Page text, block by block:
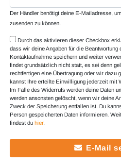
Der Händler benötigt deine E-Mailadresse,
zusenden zu können.
Durch das aktivieren dieser Checkbox
dass wir deine Angaben für die Beantwortung
Kontaktaufnahme speichern und weiter
findet grundsätzlich nicht statt, es sei denn
rechtfertigen eine Übertragung oder wir dazu
kannst Ihre erteilte Einwilligung jederzeit mit
Im Falle des Widerrufs werden deine Daten
werden ansonsten gelöscht, wenn wir deine
Zweck der Speicherung entfallen ist. Du
Person gespeicherten Daten informieren.
findest du hier.
E-Mail